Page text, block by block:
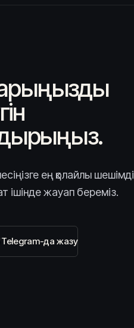
ең қолайлы шешімді
ішінде жауап береміз.
Telegram-да жазу